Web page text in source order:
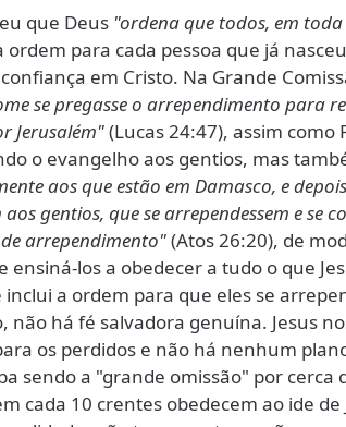
que Deus "ordena que todos, em
para cada pessoa que já
em Cristo. Na Grande
se pregasse o arrependimento para
Jerusalém"(Lucas 24:47), assim como
o evangelho aos gentios, mas
aos que estão em Damasco, e
gentios, que se arrependessem e se
arrependimento"(Atos 26:20), de
ensiná-los a obedecer a tudo o que
a ordem para que eles se
há fé salvadora genuína. Jesus
os perdidos e não há nenhum
sendo a "grande omissão" por cerca
cada 10 crentes obedecem ao ide